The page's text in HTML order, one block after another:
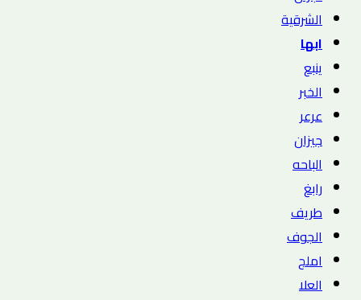
الشرقية
ابها
ينبع
الخبر
عرعر
جيزان
الباحه
رابغ
طريف
الجوف
املج
العلا